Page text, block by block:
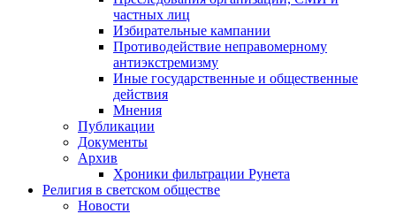
частных лиц
Избирательные кампании
Противодействие неправомерному
антиэкстремизму
Иные государственные и общественные
действия
Мнения
Публикации
Документы
Архив
Хроники фильтрации Рунета
Религия в светском обществе
Новости